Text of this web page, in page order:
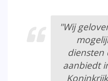
"Wij
aanbiedt